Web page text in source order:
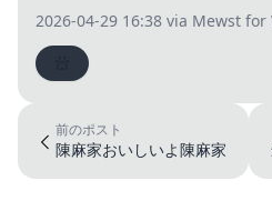
2026-04-29 16:38 via Mewst for
前のポスト
陳麻家おいしいよ陳麻家